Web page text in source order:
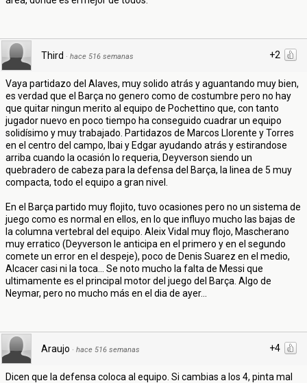
+2
Third · hace 516 semanas
Vaya partidazo del Alaves, muy solido atrás y aguantando muy bien,
es verdad que el Barça no genero como de costumbre pero no hay
que quitar ningun merito al equipo de Pochettino que, con tanto
jugador nuevo en poco tiempo ha conseguido cuadrar un equipo
solidísimo y muy trabajado. Partidazos de Marcos Llorente y Torres
en el centro del campo, Ibai y Edgar ayudando atrás y estirandose
arriba cuando la ocasión lo requeria, Deyverson siendo un
quebradero de cabeza para la defensa del Barça, la linea de 5 muy
compacta, todo el equipo a gran nivel.
En el Barça partido muy flojito, tuvo ocasiones pero no un sistema de
juego como es normal en ellos, en lo que influyo mucho las bajas de
la columna vertebral del equipo. Aleix Vidal muy flojo, Mascherano
muy erratico (Deyverson le anticipa en el primero y en el segundo
comete un error en el despeje), poco de Denis Suarez en el medio,
Alcacer casi ni la toca... Se noto mucho la falta de Messi que
ultimamente es el principal motor del juego del Barça. Algo de
Neymar, pero no mucho más en el dia de ayer...
+4
Araujo · hace 516 semanas
Dicen que la defensa coloca al equipo. Si cambias a los 4, pinta mal